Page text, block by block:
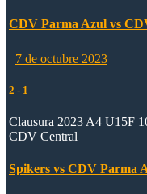
CDV Parma Azul vs
7 de octubre 2023
2 - 1
Clausura 2023 A4 U15F
CDV Central
Spikers vs CDV Parma